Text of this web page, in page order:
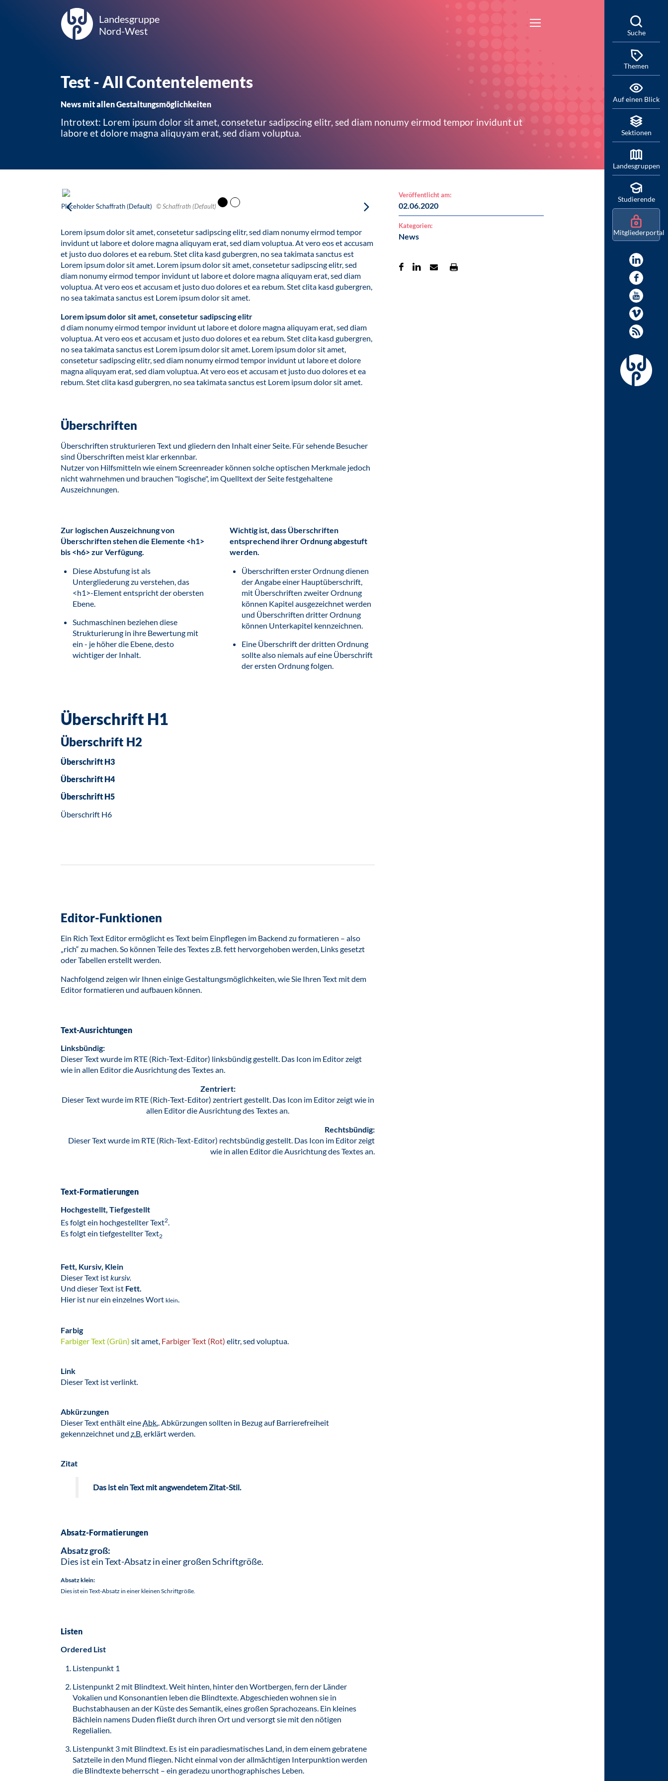
Landesgruppe
Nord-West
Test - All Contentelements
News mit allen Gestaltungsmöglichkeiten
Introtext: Lorem ipsum dolor sit amet, consetetur sadipscing elitr, sed diam nonumy eirmod tempor invidunt ut
labore et dolore magna aliquyam erat, sed diam voluptua.
Placeholder Schaffrath (Default) © Schaffrath (Default) Placeholder Schaffrath (Default)
Lorem ipsum dolor sit amet, consetetur sadipscing elitr, sed diam nonumy eirmod tempor
invidunt ut labore et dolore magna aliquyam erat, sed diam voluptua. At vero eos et accusam
et justo duo dolores et ea rebum. Stet clita kasd gubergren, no sea takimata sanctus est
Lorem ipsum dolor sit amet. Lorem ipsum dolor sit amet, consetetur sadipscing elitr, sed
diam nonumy eirmod tempor invidunt ut labore et dolore magna aliquyam erat, sed diam
voluptua. At vero eos et accusam et justo duo dolores et ea rebum. Stet clita kasd gubergren,
no sea takimata sanctus est Lorem ipsum dolor sit amet.
Lorem ipsum dolor sit amet, consetetur sadipscing elitr
d diam nonumy eirmod tempor invidunt ut labore et dolore magna aliquyam erat, sed diam
voluptua. At vero eos et accusam et justo duo dolores et ea rebum. Stet clita kasd gubergren,
no sea takimata sanctus est Lorem ipsum dolor sit amet. Lorem ipsum dolor sit amet,
consetetur sadipscing elitr, sed diam nonumy eirmod tempor invidunt ut labore et dolore
magna aliquyam erat, sed diam voluptua. At vero eos et accusam et justo duo dolores et ea
rebum. Stet clita kasd gubergren, no sea takimata sanctus est Lorem ipsum dolor sit amet.
Überschriften
Überschriften strukturieren Text und gliedern den Inhalt einer Seite. Für sehende Besucher
sind Überschriften meist klar erkennbar.
Nutzer von Hilfsmitteln wie einem Screenreader können solche optischen Merkmale jedoch
nicht wahrnehmen und brauchen "logische", im Quelltext der Seite festgehaltene
Auszeichnungen.
Zur logischen Auszeichnung von
Überschriften stehen die Elemente <h1>
bis <h6> zur Verfügung.
Diese Abstufung ist als
Untergliederung zu verstehen, das
<h1>-Element entspricht der obersten
Ebene.
Suchmaschinen beziehen diese
Strukturierung in ihre Bewertung mit
ein - je höher die Ebene, desto
wichtiger der Inhalt.
Wichtig ist, dass Überschriften
entsprechend ihrer Ordnung abgestuft
werden.
Überschriften erster Ordnung dienen
der Angabe einer Hauptüberschrift,
mit Überschriften zweiter Ordnung
können Kapitel ausgezeichnet werden
und Überschriften dritter Ordnung
können Unterkapitel kennzeichnen.
Eine Überschrift der dritten Ordnung
sollte also niemals auf eine Überschrift
der ersten Ordnung folgen.
Überschrift H1
Überschrift H2
Überschrift H3
Überschrift H4
Überschrift H5
Überschrift H6
Editor-Funktionen
Ein Rich Text Editor ermöglicht es Text beim Einpflegen im Backend zu formatieren – also
„rich“ zu machen. So können Teile des Textes z.B. fett hervorgehoben werden, Links gesetzt
oder Tabellen erstellt werden.
Nachfolgend zeigen wir Ihnen einige Gestaltungsmöglichkeiten, wie Sie Ihren Text mit dem
Editor formatieren und aufbauen können.
Text-Ausrichtungen
Linksbündig:
Dieser Text wurde im RTE (Rich-Text-Editor) linksbündig gestellt. Das Icon im Editor zeigt
wie in allen Editor die Ausrichtung des Textes an.
Zentriert:
Dieser Text wurde im RTE (Rich-Text-Editor) zentriert gestellt. Das Icon im Editor zeigt wie in
allen Editor die Ausrichtung des Textes an.
Rechtsbündig:
Dieser Text wurde im RTE (Rich-Text-Editor) rechtsbündig gestellt. Das Icon im Editor zeigt
wie in allen Editor die Ausrichtung des Textes an.
Text-Formatierungen
Hochgestellt, Tiefgestellt
Es folgt ein hochgestellter Text2.
Es folgt ein tiefgestellter Text2
Fett, Kursiv, Klein
Dieser Text ist kursiv.
Und dieser Text ist Fett.
Hier ist nur ein einzelnes Wort klein
Farbig
Farbiger Text (Grün) sit amet, Farbiger Text (Rot) elitr, sed voluptua.
Link
Dieser Text ist verlinkt
Abkürzungen
Dieser Text enthält eine Abk. . Abkürzungen sollten in Bezug auf Barrierefreiheit
gekennzeichnet und z.B. erklärt werden.
Zitat
Das ist ein Text mit angwendetem Zitat-Stil.
Absatz-Formatierungen
Absatz groß:
Dies ist ein Text-Absatz in einer großen Schriftgröße.
Absatz klein:
Dies ist ein Text-Absatz in einer kleinen Schriftgröße.
Listen
Ordered List
Listenpunkt 1
Listenpunkt 2 mit Blindtext. Weit hinten, hinter den Wortbergen, fern der Länder
Vokalien und Konsonantien leben die Blindtexte. Abgeschieden wohnen sie in
Buchstabhausen an der Küste des Semantik, eines großen Sprachozeans. Ein kleines
Bächlein namens Duden fließt durch ihren Ort und versorgt sie mit den nötigen
Regelialien.
Listenpunkt 3 mit Blindtext. Es ist ein paradiesmatisches Land, in dem einem gebratene
Satzteile in den Mund fliegen. Nicht einmal von der allmächtigen Interpunktion werden
die Blindtexte beherrscht – ein geradezu unorthographisches Leben.
Veröffentlicht am:
02.06.2020
Kategorien:
News
Suche
Themen
Auf einen Blick
Sektionen
Landesgruppen
Studierende
Mitgliederportal